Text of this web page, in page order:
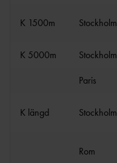
K 1500m Stockholm
K 5000m Stockholm
Paris
K längd Stockholm
Rom